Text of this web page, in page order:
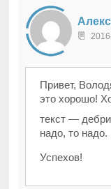
Привет,
это хорошо!
текст —
надо, то надо.
Успехов!